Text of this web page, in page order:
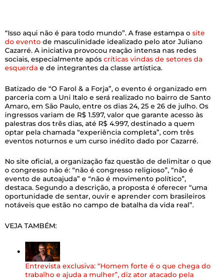
“Isso aqui não é para todo mundo”. A frase estampa o site
do evento de masculinidade idealizado pelo ator Juliano
Cazarré. A iniciativa provocou reação intensa nas redes
sociais, especialmente após críticas vindas de setores da
esquerda e de integrantes da classe artística.
Batizado de “O Farol & a Forja”, o evento é organizado em
parceria com a Uni Italo e será realizado no bairro de Santo
Amaro, em São Paulo, entre os dias 24, 25 e 26 de julho. Os
ingressos variam de R$ 1.597, valor que garante acesso às
palestras dos três dias, até R$ 4.997, destinado a quem
optar pela chamada “experiência completa”, com três
eventos noturnos e um curso inédito dado por Cazarré.
No site oficial, a organização faz questão de delimitar o que
o congresso não é: “não é congresso religioso”, “não é
evento de autoajuda” e “não é movimento político”,
destaca. Segundo a descrição, a proposta é oferecer “uma
oportunidade de sentar, ouvir e aprender com brasileiros
notáveis que estão no campo de batalha da vida real”.
VEJA TAMBÉM:
Entrevista exclusiva: “Homem forte é o que chega do
trabalho e ajuda a mulher”, diz ator atacado pela